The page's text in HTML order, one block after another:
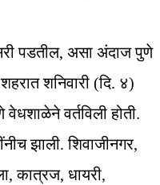
पडतील, असा अंदाज पुणे
शनिवारी (दि. ४)
वर्तविली होती.
झाली. शिवाजीनगर,
कात्रज, धायरी,